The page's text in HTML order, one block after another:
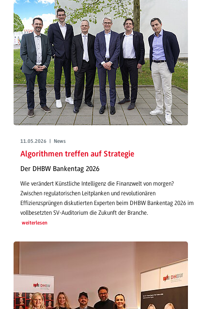
11.05.2026 | News
Algorithmen treffen auf Strategie
Der DHBW Bankentag 2026
Wie verändert Künstliche Intelligenz die Finanzwelt von morgen?
Zwischen regulatorischen Leitplanken und revolutionären
Effizienzsprüngen diskutierten Experten beim DHBW Bankentag 2026 im
vollbesetzten SV-Auditorium die Zukunft der Branche.
weiterlesen